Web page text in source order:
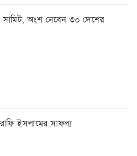
সামিট, অংশ নেবেন ৩০ দেশের
ইসলামের সাফল্য